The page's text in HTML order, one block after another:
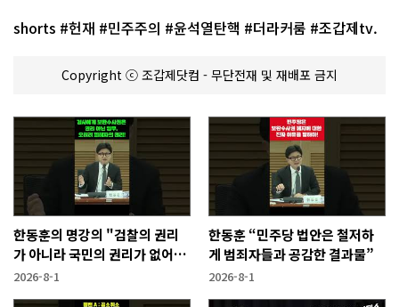
shorts #헌재 #민주주의 #윤석열탄핵 #더라커룸 #조갑제tv.
Copyright ⓒ 조갑제닷컴 - 무단전재 및 재배포 금지
한동훈의 명강의 "검찰의 권리
가 아니라 국민의 권리가 없어지
는 것"
2026-8-1
한동훈 “민주당 법안은 철저하
게 범죄자들과 공감한 결과물”
2026-8-1